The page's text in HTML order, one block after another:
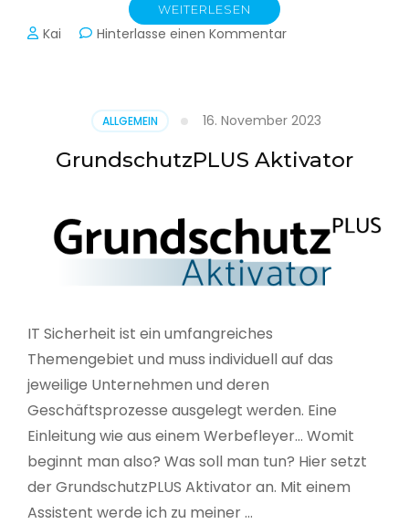
WEITERLESEN
Kai Hinterlasse einen Kommentarzu
Schlacht
im
Netz
ALLGEMEIN 16. November 2023
GrundschutzPLUS Aktivator
IT Sicherheit ist ein umfangreiches
Themengebiet und muss individuell auf das
jeweilige Unternehmen und deren
Geschäftsprozesse ausgelegt werden. Eine
Einleitung wie aus einem Werbefleyer… Womit
beginnt man also? Was soll man tun? Hier setzt
der GrundschutzPLUS Aktivator an. Mit einem
Assistent werde ich zu meiner …